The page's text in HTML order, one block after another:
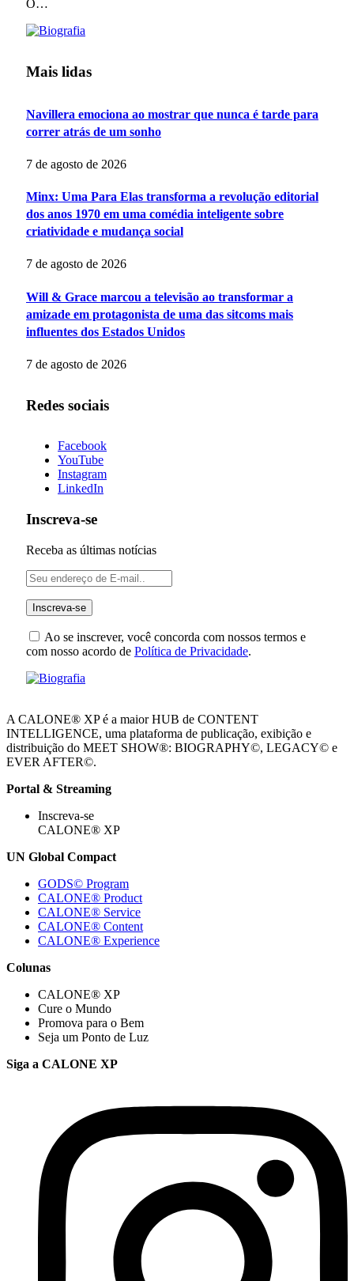
O…
Mais lidas
Navillera emociona ao mostrar que nunca é tarde para
correr atrás de um sonho
7 de agosto de 2026
Minx: Uma Para Elas transforma a revolução editorial
dos anos 1970 em uma comédia inteligente sobre
criatividade e mudança social
7 de agosto de 2026
Will & Grace marcou a televisão ao transformar a
amizade em protagonista de uma das sitcoms mais
influentes dos Estados Unidos
7 de agosto de 2026
Redes sociais
Facebook
YouTube
Instagram
LinkedIn
Inscreva-se
Receba as últimas notícias
Ao se inscrever, você concorda com nossos termos e
com nosso acordo de Política de Privacidade.
A CALONE® XP é a maior HUB de CONTENT
INTELLIGENCE, uma plataforma de publicação, exibição e
distribuição do MEET SHOW®: BIOGRAPHY©, LEGACY© e
EVER AFTER©.
Portal & Streaming
Inscreva-se
CALONE® XP
UN Global Compact
GODS© Program
CALONE® Product
CALONE® Service
CALONE® Content
CALONE® Experience
Colunas
CALONE® XP
Cure o Mundo
Promova para o Bem
Seja um Ponto de Luz
Siga a CALONE XP